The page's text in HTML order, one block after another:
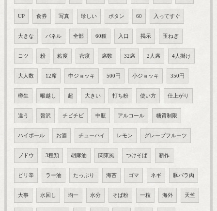
UP 食券 写真 珍しい ボタン 60 入ってすぐ
大きな パネル 全部 60種 入口 掲示 玉ねぎ
コツ 粉 粘度 密度 席数 32席 2人席 4人掛け
大人数 12席 中ジョッキ 500円 小ジョッキ 350円
樽生 喉越し 超 大きい 打ち粉 使い方 仕上がり
違う 贅沢 チビチビ 中瓶 アルコール 糖質制限
ハイボール お酒 チューハイ レモン グレープフルーツ
ブドウ 3種類 胡麻油 関東風 つけそば 新作
ピリ辛 ラー油 たっぷり 海苔 ゴマ ネギ 豚バラ肉
大事 水回し 均一 水分 そば粉 一粒 海外 天竺